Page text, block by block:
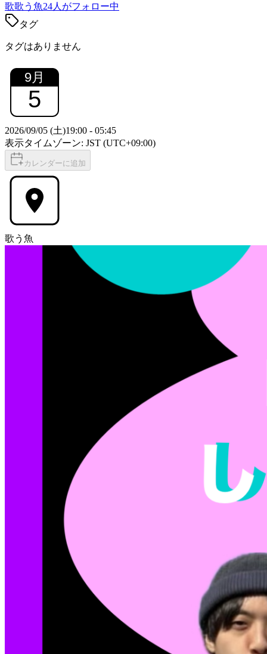
歌歌う魚24人がフォロー中
タグ
タグはありません
9月
5
2026/09/05 (土)19:00 - 05:45
表示タイムゾーン: JST (UTC+09:00)
カレンダーに追加
歌う魚